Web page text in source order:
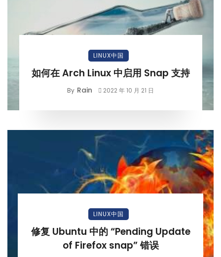
LINUX中国
如何在 Arch Linux 中启用 Snap 支持
By Rain 2022 年 10 月 21 日
LINUX中国
修复 Ubuntu 中的 “Pending Update
of Firefox snap” 错误